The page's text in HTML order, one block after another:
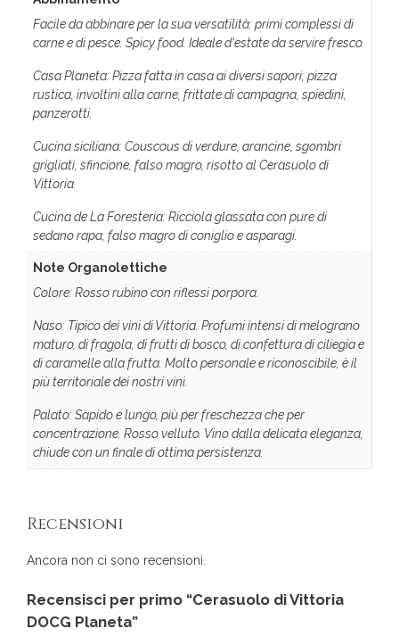
Facile da abbinare per la sua versatilità: primi complessi di
carne e di pesce. Spicy food. Ideale d'estate da servire fresco.
Casa Planeta: Pizza fatta in casa ai diversi sapori; pizza
rustica, involtini alla carne, frittate di campagna, spiedini,
panzerotti.
Cucina siciliana: Couscous di verdure, arancine, sgombri
grigliati, sfincione, falso magro, risotto al Cerasuolo di
Vittoria.
Cucina de La Foresteria: Ricciola glassata con pure di
sedano rapa, falso magro di coniglio e asparagi.
Note Organolettiche
Colore: Rosso rubino con riflessi porpora.
Naso: Tipico dei vini di Vittoria. Profumi intensi di melograno
maturo, di fragola, di frutti di bosco, di confettura di ciliegia e
di caramelle alla frutta. Molto personale e riconoscibile, è il
più territoriale dei nostri vini.
Palato: Sapido e lungo, più per freschezza che per
concentrazione. Rosso velluto. Vino dalla delicata eleganza,
chiude con un finale di ottima persistenza.
Recensioni
Ancora non ci sono recensioni.
Recensisci per primo “Cerasuolo di Vittoria
DOCG Planeta”